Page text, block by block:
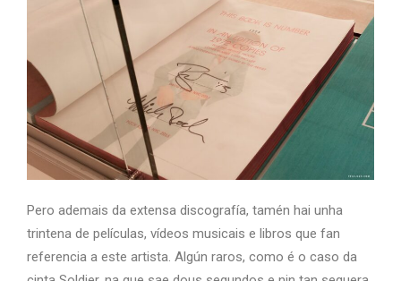
Pero ademais da extensa discografía, tamén hai unha
trintena de películas, vídeos musicais e libros que fan
referencia a este artista. Algún raros, como é o caso da